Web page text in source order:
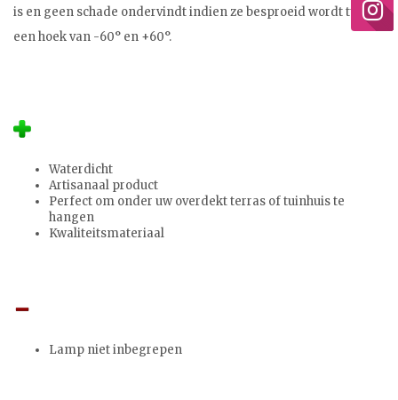
is en geen schade ondervindt indien ze besproeid wordt tussen
een hoek van -60° en +60°.
Waterdicht
Artisanaal product
Perfect om onder uw overdekt terras of tuinhuis te
hangen
Kwaliteitsmateriaal
Lamp niet inbegrepen